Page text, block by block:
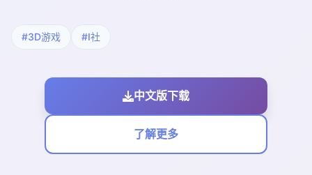
#3D游戏 #I社
中文版下载
了解更多